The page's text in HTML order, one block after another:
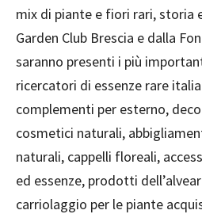
mix di piante e fiori rari, storia
Garden Club Brescia e dalla
saranno presenti i più
ricercatori di essenze rare
complementi per esterno,
cosmetici naturali,
naturali, cappelli floreali,
ed essenze, prodotti
carriolaggio per le piante